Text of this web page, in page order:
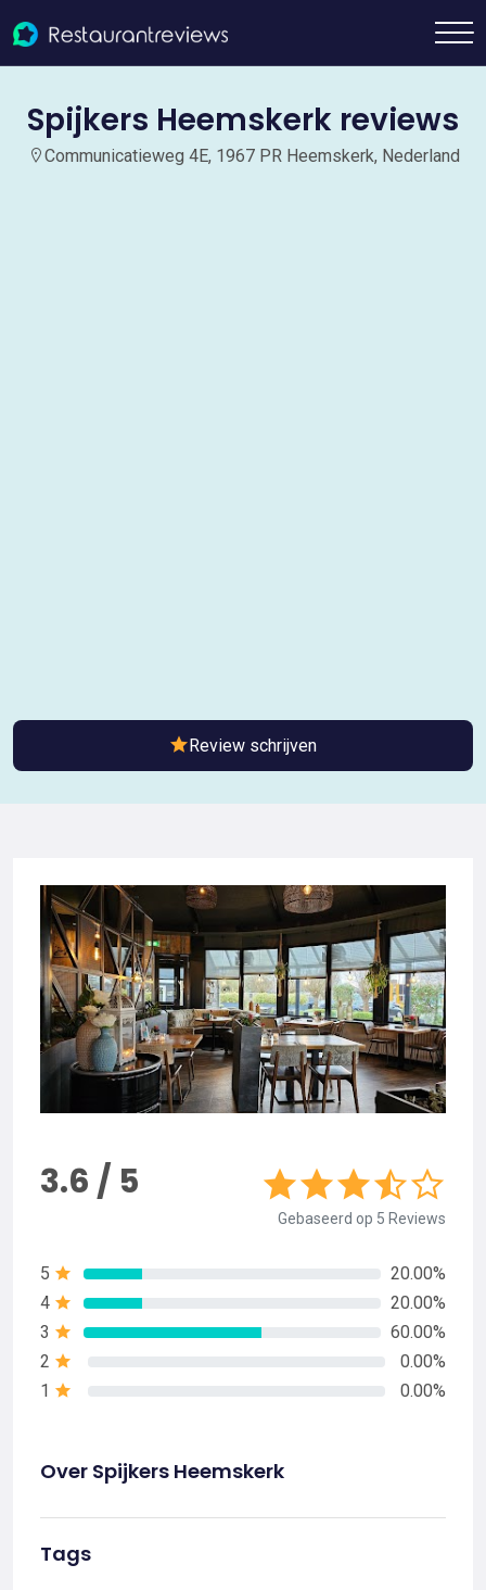
Spijkers Heemskerk reviews
Communicatieweg 4E, 1967 PR Heemskerk, Nederland
Review schrijven
3.6 / 5
Gebaseerd op 5 Reviews
5
20.00%
4
20.00%
3
60.00%
2
0.00%
1
0.00%
Over Spijkers Heemskerk
Tags